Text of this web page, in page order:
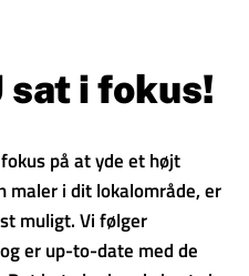
sat i fokus!
på at yde et højt
maler i dit lokalområde, er
muligt. Vi følger
er up-to-date med de